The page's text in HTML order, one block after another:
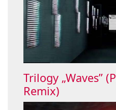
Trilogy „Waves”
Remix)